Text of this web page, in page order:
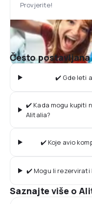
Provjerite!
Često
✔️ Gde leti
✔️ Kada mogu kupiti
Alitalia?
✔️ Koje avio
✔️ Mogu li rezervirati
Saznajte više o